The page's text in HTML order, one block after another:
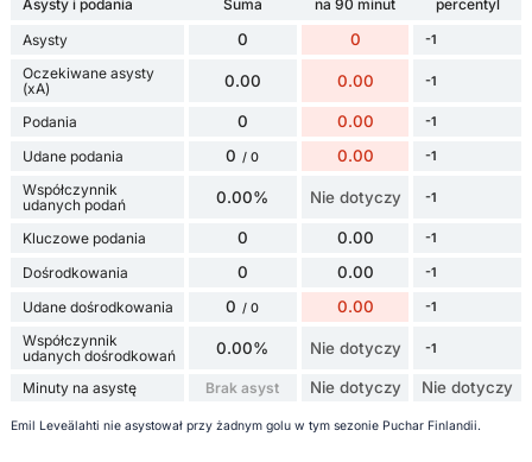
Asysty i podania Suma na 90 minut
percentyl
Asysty
0 0 -1
Oczekiwane asysty
(xA)
0.00 0.00 -1
Podania 0 0.00 -1
Udane podania 0 / 0 0.00 -1
Współczynnik
udanych podań
0.00% Nie dotyczy -1
Kluczowe podania 0 0.00 -1
Dośrodkowania 0 0.00 -1
Udane dośrodkowania 0 / 0 0.00 -1
Współczynnik
udanych dośrodkowań
0.00% Nie dotyczy -1
Minuty na asystę Brak asyst Nie dotyczy Nie dotyczy
Emil Leveälahti nie asystował przy żadnym golu w tym sezonie Puchar Finlandii.